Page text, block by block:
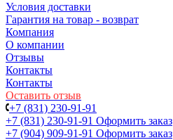
Условия доставки
Гарантия на товар - возврат
Компания
О компании
Отзывы
Контакты
Контакты
Оставить отзыв
+7 (831) 230-91-91
+7 (831) 230-91-91 Оформить заказ
+7 (904) 909-91-91 Оформить заказ